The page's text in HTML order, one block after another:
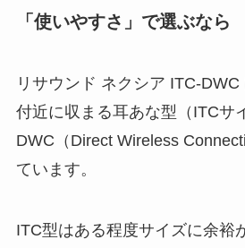
「使いやすさ」で選ぶなら
リサウンド ネクシア ITC-
付近に収まる耳あな型（ITCサ
DWC（Direct Wireless
ています。
ITC型はある程度サイズに余裕